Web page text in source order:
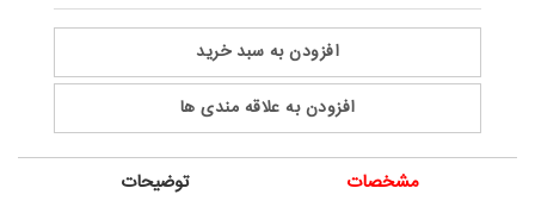
افزودن به سبد خرید
افزودن به علاقه مندی ها
مشخصات
توضیحات